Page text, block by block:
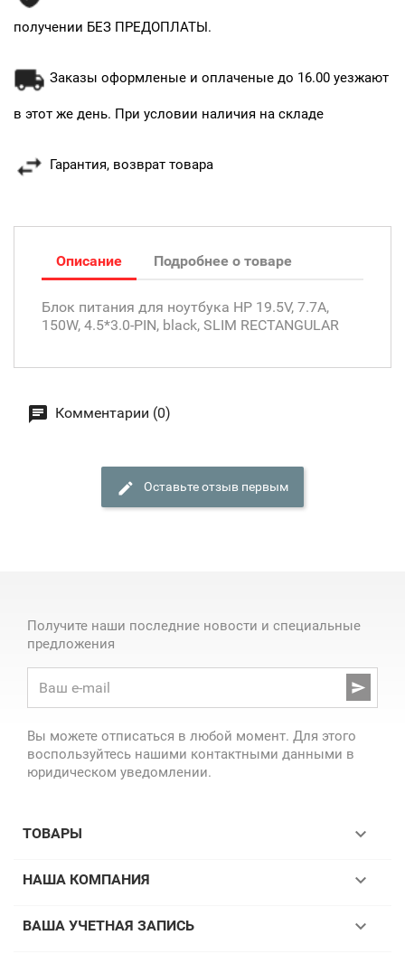
получении БЕЗ ПРЕДОПЛАТЫ.
Заказы оформленые и оплаченые до 16.00 уезжают
в этот же день. При условии наличия на складе
Гарантия, возврат товара
Описание Подробнее о товаре
Блок питания для ноутбука HP 19.5V, 7.7A,
150W, 4.5*3.0-PIN, black, SLIM RECTANGULAR
Комментарии (0)
Оставьте отзыв первым
Получите наши последние новости и специальные
предложения

Вы можете отписаться в любой момент. Для этого
воспользуйтесь нашими контактными данными в
юридическом уведомлении.
ТОВАРЫ 
НАША КОМПАНИЯ 
ВАША УЧЕТНАЯ ЗАПИСЬ 